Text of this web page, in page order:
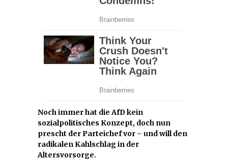
Noch immer hat die AfD kein
sozialpolitisches Konzept, doch nun
prescht der Parteichef vor – und will den
radikalen Kahlschlag in der
Altersvorsorge.